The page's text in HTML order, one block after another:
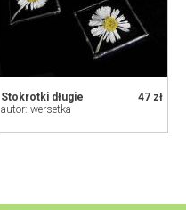
47 zł
Stokrotki długie
autor: wersetka